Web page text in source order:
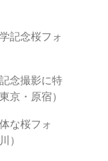
記念桜フォ
念撮影に特
京・原宿）
な桜フォ
）